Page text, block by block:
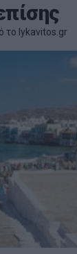
το lykavitos.gr